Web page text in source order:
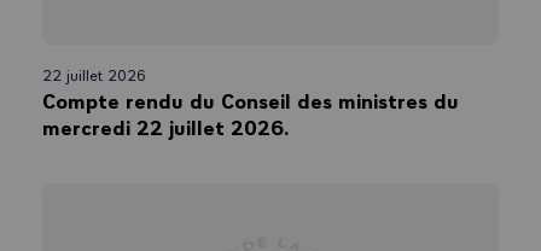
22 juillet 2026
Compte rendu du Conseil des ministres du
mercredi 22 juillet 2026.